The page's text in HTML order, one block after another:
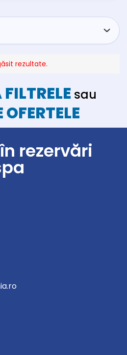
rezultate.
sau
rezervări